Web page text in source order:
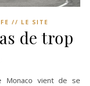
// LE SITE
de trop